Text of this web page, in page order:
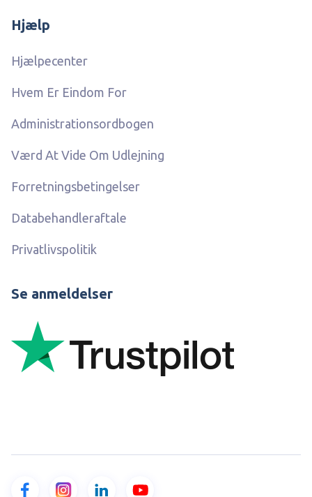
Hjælp
Hjælpecenter
Hvem Er Eindom For
Administrationsordbogen
Værd At Vide Om Udlejning
Forretningsbetingelser
Databehandleraftale
Privatlivspolitik
Se anmeldelser